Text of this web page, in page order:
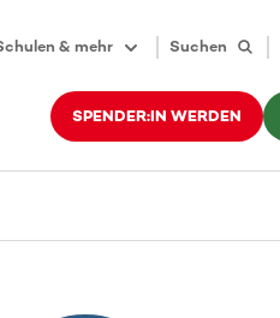
& mehr Suchen
SPENDER:IN WERDEN